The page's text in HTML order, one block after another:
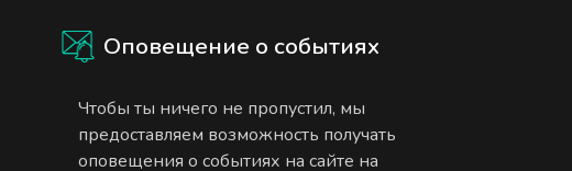
Оповещение о событиях
Чтобы ты ничего не пропустил, мы
предоставляем возможность получать
оповещения о событиях на сайте на